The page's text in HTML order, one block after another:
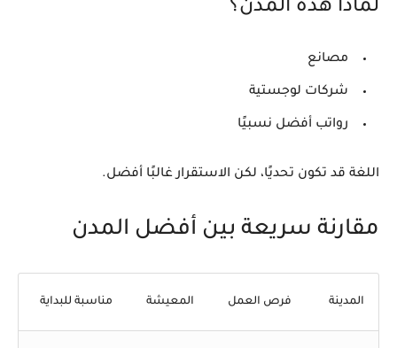
لماذا هذه المدن؟
مصانع
شركات لوجستية
رواتب أفضل نسبيًا
اللغة قد تكون تحديًا، لكن الاستقرار غالبًا أفضل.
مقارنة سريعة بين أفضل المدن
المدينة فرص العمل المعيشة مناسبة للبداية